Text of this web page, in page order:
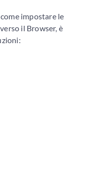
impostare le
il Browser, è